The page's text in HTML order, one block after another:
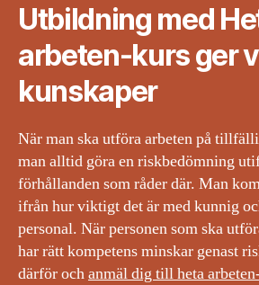
Utbildning med
arbeten-kurs ger
kunskaper
När man ska utföra arbeten på
man alltid göra en riskbedömning
förhållanden som råder där. Man
ifrån hur viktigt det är med kunnig
personal. När personen som ska
har rätt kompetens minskar genast
därför ochanmäl dig till heta